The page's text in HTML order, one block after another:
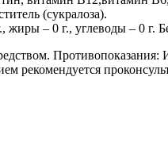
(сукралоза).
– 0 г., углеводы – 0 г.